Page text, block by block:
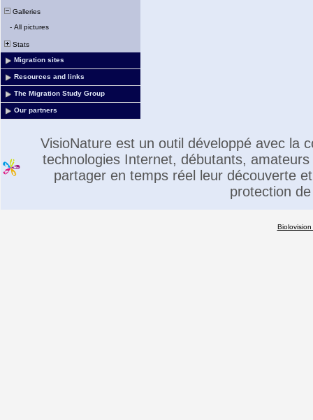
Galleries
- All pictures
Stats
Migration sites
Resources and links
The Migration Study Group
Our partners
VisioNature est un outil développé avec la
technologies Internet, débutants,
partager en temps réel leur découverte
protection
Biolovision